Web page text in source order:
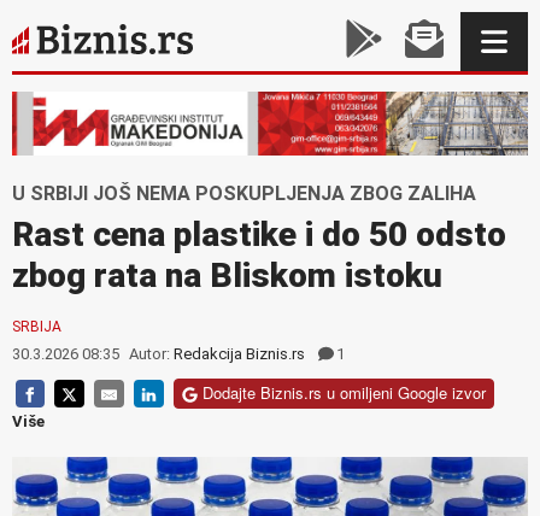
U SRBIJI JOŠ NEMA POSKUPLJENJA ZBOG ZALIHA
Rast cena plastike i do 50 odsto
zbog rata na Bliskom istoku
SRBIJA
30.3.2026 08:35 Autor: Redakcija Biznis.rs 1
Dodajte Biznis.rs u omiljeni Google izvor
Više